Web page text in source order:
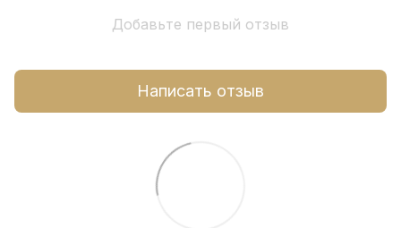
Добавьте первый отзыв
Написать отзыв